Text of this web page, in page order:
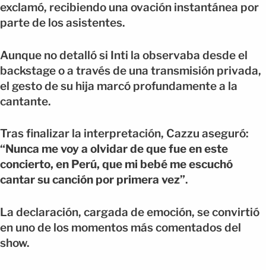
exclamó, recibiendo una ovación instantánea por
parte de los asistentes.
Aunque no detalló si Inti la observaba desde el
backstage o a través de una transmisión privada,
el gesto de su hija marcó profundamente a la
cantante.
Tras finalizar la interpretación, Cazzu aseguró:
“Nunca me voy a olvidar de que fue en este
concierto, en Perú, que mi bebé me escuchó
cantar su canción por primera vez”.
La declaración, cargada de emoción, se convirtió
en uno de los momentos más comentados del
show.